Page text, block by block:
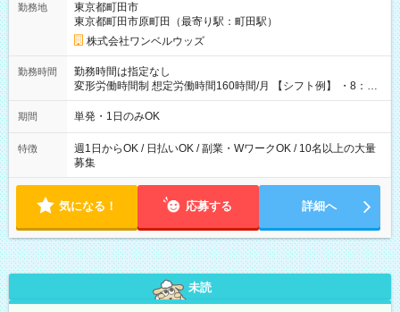
勤務地
東京都町田市
東京都町田市原町田（最寄り駅：町田駅）
株式会社ワンベルウッズ
勤務時間
勤務時間は指定なし
変形労働時間制 想定労働時間160時間/月 【シフト例】 ・8：00
～21：00
期間 単発・1日のみOK
特徴
週1日からOK / 日払いOK / 副業・WワークOK / 10名以上の大量
募集
気になる！ 応募する 詳細へ
未読